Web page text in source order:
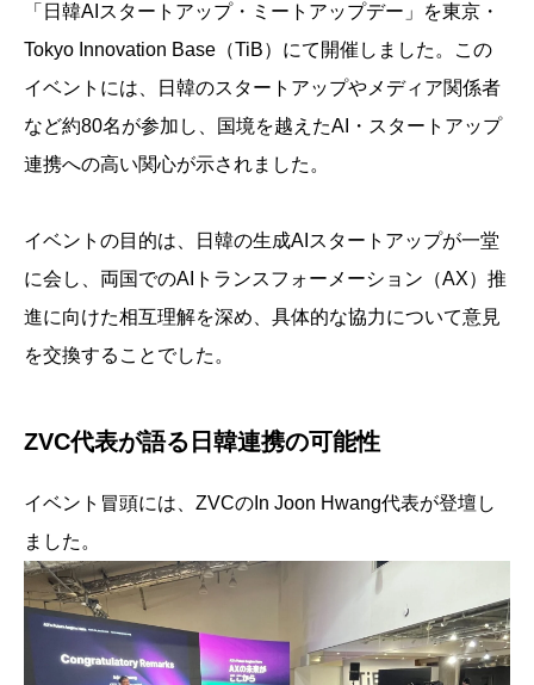
「日韓AIスタートアップ・ミートアップデー」を東京・
Tokyo Innovation Base（TiB）にて開催しました。この
イベントには、日韓のスタートアップやメディア関係者
など約80名が参加し、国境を越えたAI・スタートアップ
連携への高い関心が示されました。
イベントの目的は、日韓の生成AIスタートアップが一堂
に会し、両国でのAIトランスフォーメーション（AX）推
進に向けた相互理解を深め、具体的な協力について意見
を交換することでした。
ZVC代表が語る日韓連携の可能性
イベント冒頭には、ZVCのIn Joon Hwang代表が登壇し
ました。